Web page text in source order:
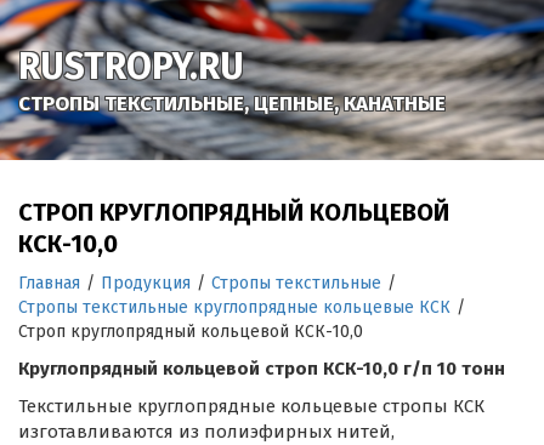
RUSTROPY.RU
СТРОПЫ ТЕКСТИЛЬНЫЕ, ЦЕПНЫЕ, КАНАТНЫЕ
СТРОП КРУГЛОПРЯДНЫЙ КОЛЬЦЕВОЙ
КСК-10,0
Главная / Продукция / Стропы текстильные /
Стропы текстильные круглопрядные кольцевые КСК /
Строп круглопрядный кольцевой КСК-10,0
Круглопрядный кольцевой строп КСК-10,0 г/п 10 тонн
Текстильные круглопрядные кольцевые стропы КСК
изготавливаются из полиэфирных нитей,